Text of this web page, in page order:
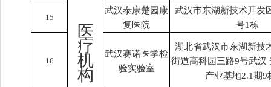
医
疗
机
构
15
武汉泰康楚园康
复医院
武汉市东湖新技术开发
号1栋
16
武汉赛诺医学检
验实验室
湖北省武汉市东湖新技
街道高科园三路9号武汉
产业基地2.1期9